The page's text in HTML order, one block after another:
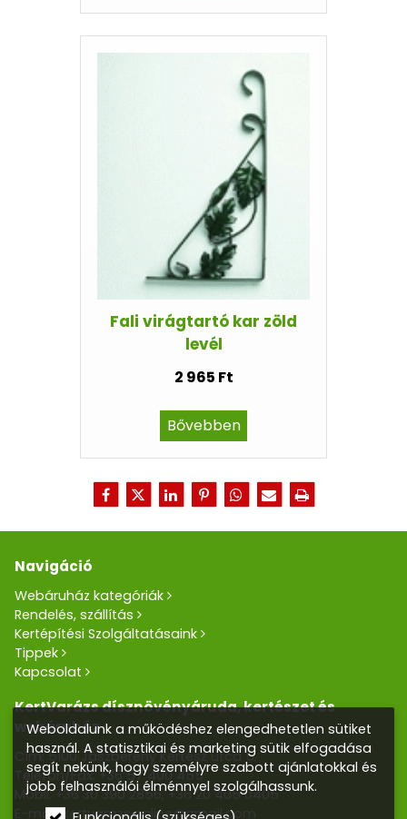
Fali virágtartó kar zöld
levél
2 965 Ft
Bővebben
Navigáció
Webáruház kategóriák
Rendelés, szállítás
Kertépítési Szolgáltatásaink
Tippek
Kapcsolat
KertVarázs dísznövényáruda, kertészet és
webáruház
Cím: 5100 Jászberény Kertész utca 5.
Telefon/Fax: +36 57 400 455
Mobil:+36 30 390 2856,+36 20 405 0405
E-mail:kertvarazs.online@gmail.com
Weboldalunk a működéshez elengedhetetlen sütiket
használ. A statisztikai és marketing sütik elfogadása
segít nekünk, hogy személyre szabott ajánlatokkal és
jobb felhasználói élménnyel szolgálhassunk.